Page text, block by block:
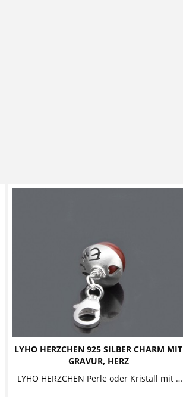
LYHO HERZCHEN 925 SILBER CHARM MIT
GRAVUR, HERZ
LYHO HERZCHEN Perle oder Kristall mit Silberhütchen Dieser bezaubernde Charm mit Gravur besteht aus einer Perle mit einem Silberhütchen, auf...